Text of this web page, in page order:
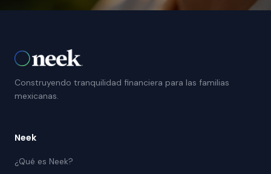
Construyendo tranquilidad financiera para las familias
mexicanas.
Neek
¿Qué es Neek?